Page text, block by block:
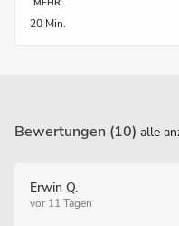
20 Min.
Bewertungen (10) alle
Erwin Q.
vor 11 Tagen